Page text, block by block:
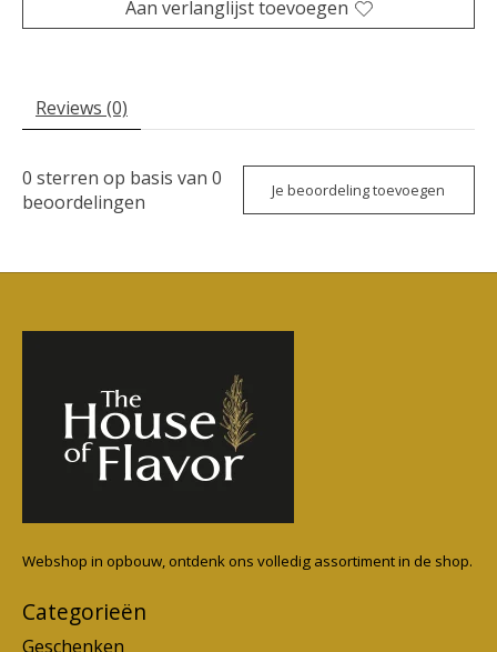
Aan verlanglijst toevoegen
Reviews (0)
0 sterren op basis van 0
beoordelingen
Je beoordeling toevoegen
Webshop in opbouw, ontdenk ons volledig assortiment in de shop.
Categorieën
Geschenken